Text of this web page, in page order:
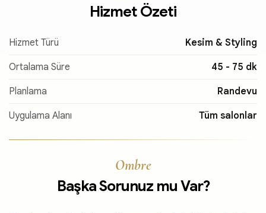
Hizmet Özeti
Hizmet Türü Kesim & Styling
Ortalama Süre 45 - 75 dk
Planlama Randevu
Uygulama Alanı Tüm salonlar
Ombre
Başka Sorunuz mu Var?